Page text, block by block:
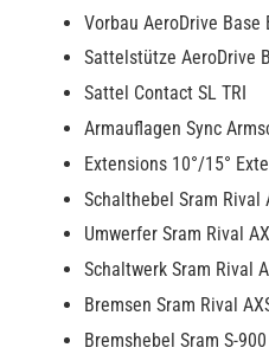
Vorbau AeroDrive
Sattelstütze AeroDrive
Sattel Contact SL TRI
Armauflagen Sync
Extensions 10°/15°
Schalthebel Sram Rival
Umwerfer Sram Rival
Schaltwerk Sram Rival
Bremsen Sram Rival
Bremshebel Sram S-